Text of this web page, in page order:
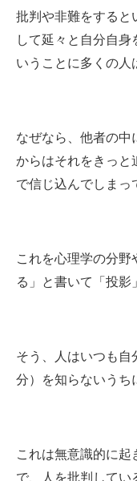
批判や非難をすると
して延々と自分自身
いうことに多くの人
なぜなら、他者の中
からはそれをきっと
で信じ込んでしまっ
これを心理学の分野
る」と書いて「投影
そう、人はいつも自
分）を知らないうち
これは無意識的に
で、人を批判してい